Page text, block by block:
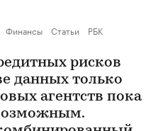
Финансы Статьи РБК
рисков
данных только
агентств пока